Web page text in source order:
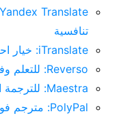
تنافسية
iTranslate: خيار احترافي متعدد الاستخدامات
Reverso: للتعلم وفهم السياق
Maestra: للترجمة الصوتية والفورية للفعاليات
PolyPal: مترجم فوري ودقيق